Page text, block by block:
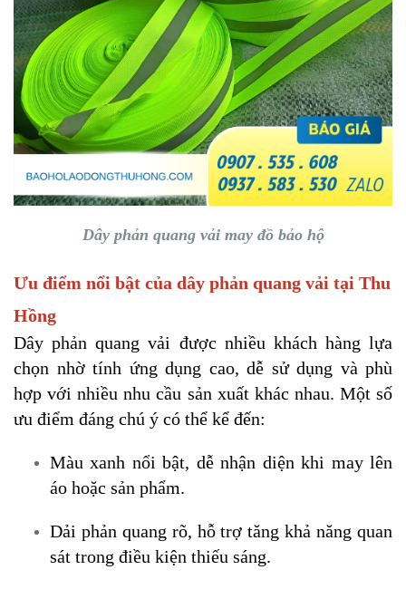
Dây phản quang vải may đồ bảo hộ
Ưu điểm nổi bật của dây phản quang vải tại Thu
Hồng
Dây phản quang vải được nhiều khách hàng lựa
chọn nhờ tính ứng dụng cao, dễ sử dụng và phù
hợp với nhiều nhu cầu sản xuất khác nhau. Một số
ưu điểm đáng chú ý có thể kể đến:
Màu xanh nổi bật, dễ nhận diện khi may lên
áo hoặc sản phẩm.
Dải phản quang rõ, hỗ trợ tăng khả năng quan
sát trong điều kiện thiếu sáng.